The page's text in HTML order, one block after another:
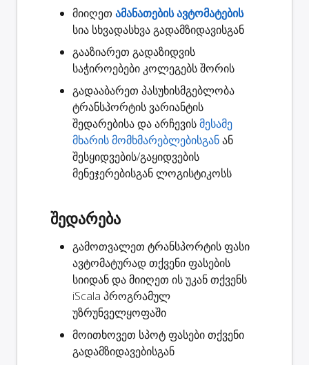
მიიღეთ ამანათების ავტომატების
სია სხვადასხვა გადამზიდავისგან
გააზიარეთ გადაზიდვის
საჭიროებები კოლეგებს შორის
გადააბარეთ პასუხისმგებლობა
ტრანსპორტის ვარიანტის
შედარებისა და არჩევისმესამე
მხარის მომხმარებლებისგანან
შესყიდვების/გაყიდვების
მენეჯერებისგან ლოგისტიკოსს
შედარება
გამოთვალეთ ტრანსპორტის ფასი
ავტომატურად თქვენი ფასების
სიიდან და მიიღეთ ის უკან თქვენს
iScala პროგრამულ
უზრუნველყოფაში
მოითხოვეთ სპოტ ფასებითქვენი
გადამზიდავებისგან